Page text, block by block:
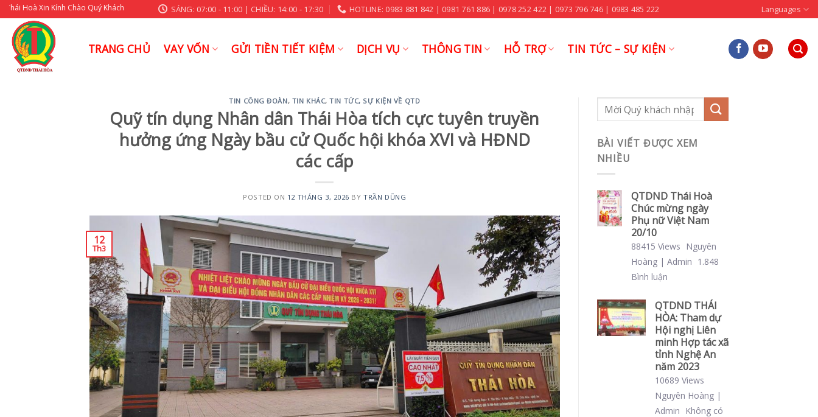
Skip
to
content
Xin Kính Chào Quý Khách SÁNG: 07:00 - 11:00 | CHIỀU: 14:00 - 17:30 HOTLINE: 0983 881 842 | 0981 761 886 | 0978 252 422 | 0973 796 746 | 0983 485 222 Languages
TRANG CHỦ VAY VỐN GỬI TIỀN TIẾT KIỆM DỊCH VỤ THÔNG TIN HỖ TRỢ TIN TỨC – SỰ KIỆN
TIN CÔNG ĐOÀN, TIN KHÁC,TIN TỨC, SỰ KIỆN VỀ QTD
Quỹ tín dụng Nhân dân Thái Hòa tích cực tuyên truyền
hưởng ứng Ngày bầu cử Quốc hội khóa XVI và HĐND
các cấp
POSTED ON 12 THÁNG 3, 2026 BYTRẦN DŨNG
12
Th3
BÀI VIẾT ĐƯỢC XEM
NHIỀU
QTDND Thái Hoà
Chúc mừng ngày
Phụ nữ Việt Nam
20/10
88415 Views
Nguyên
Hoàng | Admin 1.848
Bình luận
QTDND THÁI
HÒA: Tham dự
Hội nghị Liên
minh Hợp tác xã
tỉnh Nghệ An
năm 2023
10689 Views
Nguyên Hoàng |
Admin
Không có